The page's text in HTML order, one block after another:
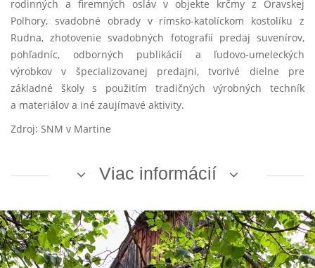
rodinných a firemných osláv v objekte krčmy z Oravskej
Polhory, svadobné obrady v rímsko-katolíckom kostolíku z
Rudna, zhotovenie svadobných fotografií predaj suvenírov,
pohľadníc, odborných publikácií a ľudovo-umeleckých
výrobkov v špecializovanej predajni, tvorivé dielne pre
základné školy s použitím tradičných výrobných techník
a materiálov a iné zaujímavé aktivity.
Zdroj: SNM v Martine
Viac informácií